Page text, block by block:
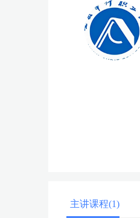
主讲课程(1)